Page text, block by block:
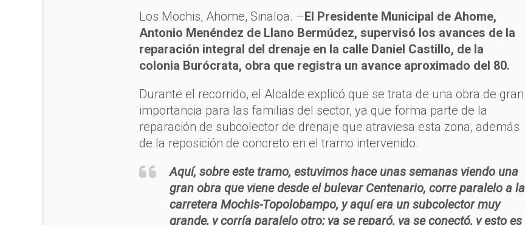
Los Mochis, Ahome, Sinaloa. –El Presidente Municipal de Ahome,
Antonio Menéndez de Llano Bermúdez, supervisó los avances de la
reparación integral del drenaje en la calle Daniel Castillo, de la
colonia Burócrata, obra que registra un avance aproximado del 80.
Durante el recorrido, el Alcalde explicó que se trata de una obra de gran
importancia para las familias del sector, ya que forma parte de la
reparación de subcolector de drenaje que atraviesa esta zona, además
de la reposición de concreto en el tramo intervenido.
Aquí, sobre este tramo, estuvimos hace unas semanas viendo una
gran obra que viene desde el bulevar Centenario, corre paralelo a la
carretera Mochis-Topolobampo, y aquí era un subcolector muy
grande, y corría paralelo otro; ya se reparó, ya se conectó, y esto es